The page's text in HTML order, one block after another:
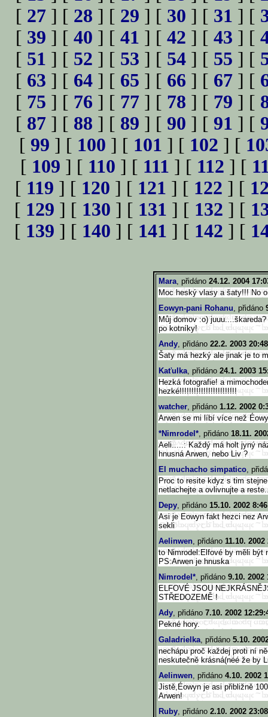
[ 27 ] [ 28 ] [ 29 ] [ 30 ] [ 31 ] [
[ 39 ] [ 40 ] [ 41 ] [ 42 ] [ 43 ] [
[ 51 ] [ 52 ] [ 53 ] [ 54 ] [ 55 ] [
[ 63 ] [ 64 ] [ 65 ] [ 66 ] [ 67 ] [
[ 75 ] [ 76 ] [ 77 ] [ 78 ] [ 79 ] [
[ 87 ] [ 88 ] [ 89 ] [ 90 ] [ 91 ] [
[ 99 ] [ 100 ] [ 101 ] [ 102 ] [
[ 109 ] [ 110 ] [ 111 ] [ 112 ] [
[ 119 ] [ 120 ] [ 121 ] [ 122 ] [
[ 129 ] [ 130 ] [ 131 ] [ 132 ] [
[ 139 ] [ 140 ] [ 141 ] [ 142 ] [
Mara, přidáno 24.12. 2004
Moc heský vlasy a šaty!!! No
Eowyn-pani Rohanu, přidáno
Můj domov :o)
po kotníky!
Andy, přidáno 22.2. 2003
Šaty má hezký ale jinak je to
Kaťulka, přidáno 24.1. 2003
Hezká fotografie! a
hezké!!!!!!!!!!!!!!!!!!!!!!!!
watcher, přidáno 1.12. 2002
Arwen se mi líbí více než
*Nimrodel*, přidáno 18.11.
Aeli.....: Každý má holt jyný
hnusná Arwen, nebo Liv ?
El muchacho simpatico,
Proc to resite kdyz s tim
netlachejte a ovlivnujte a
Depy, přidáno 15.10. 2002
Asi je Eowyn fakt hezci nez
sekli
Aelinwen, přidáno 11.10. 2002
to Nimrodel:Elfové by měli být
PS:Arwen je hnuska
Nimrodel*, přidáno 9.10. 2002
ELFOVÉ JSOU
STŘEDOZEMĚ !
Ady, přidáno 7.10. 2002
Pekné hory.
Galadrielka, přidáno 5.10.
nechápu proč každej proti ní
neskutečně krásná(néé že by
Aelinwen, přidáno 4.10. 2002
Jistě,Éowyn je asi přibližně
Arwen!
Ruby, přidáno 2.10. 2002